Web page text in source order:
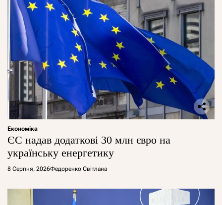
Економіка
ЄС надав додаткові 30 млн євро на
українську енергетику
8 Серпня, 2026Федоренко Світлана